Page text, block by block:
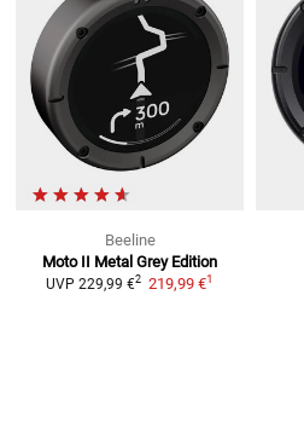
Beeline
Moto II Metal Grey Edition
UVP 229,99 €2 219,99 €1